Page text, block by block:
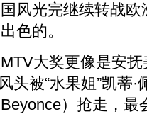
风光完继续转战
色的。
大奖更像是安
头被“水果姐”凯蒂
）抢走，最